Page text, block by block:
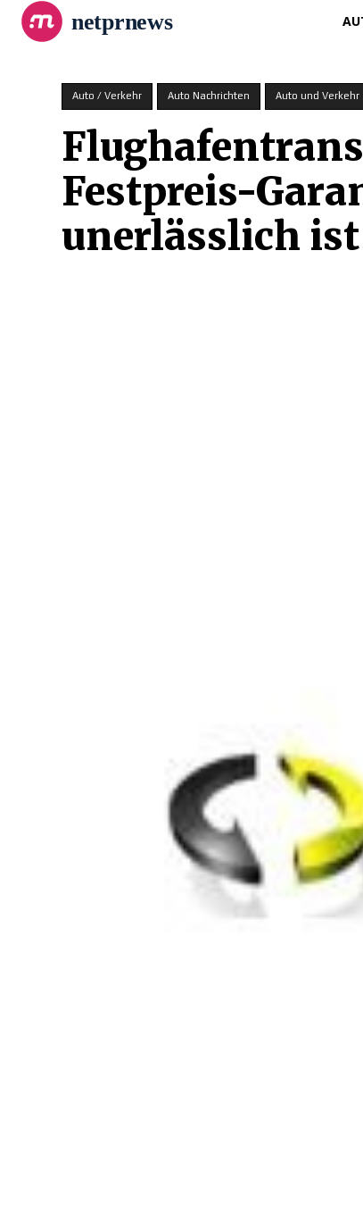
netprnews
Auto / Verkehr Auto Nachrichten Auto und Verkehr
Festpreis-
unerlässlich ist